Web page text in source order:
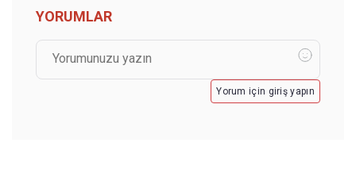
YORUMLAR
Yorum için giriş yapın